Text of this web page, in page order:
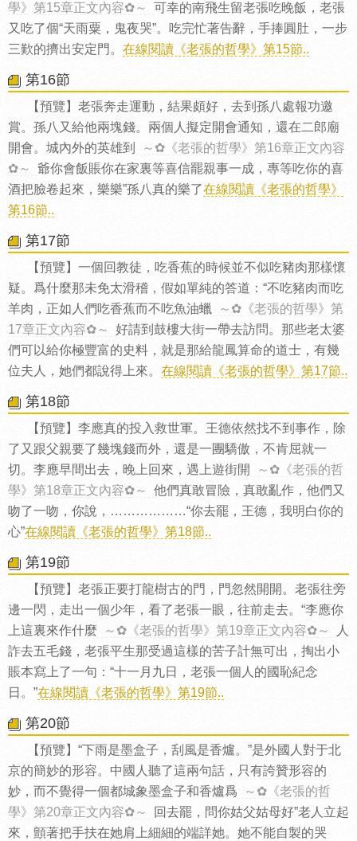
學》第15章正文內容✿～
可幸的南飛生留老張吃晚飯，老張
又吃了個“天雨粟，鬼夜哭”。吃完忙著告辭，手捧圓肚，一步
三歎的擠出安定門。 在線閱讀《老張的哲學》第15節..
第16節
【預覽】老張奔走運動，結果頗好，去到孫八處報功邀
賞。孫八又給他兩塊錢。兩個人擬定開會通知，還在二郎廟
開會。城內外的英雄到
～✿《老張的哲學》第16章正文內容
✿～
爺你會飯賬你在家裏等喜信罷親事一成，專等吃你的喜
酒把臉卷起來，樂樂”孫八真的樂了在線閱讀《老張的哲學》
第16節..
第17節
【預覽】一個回教徒，吃香蕉的時候並不似吃豬肉那樣懷
疑。爲什麼那未免太滑稽，假如單純的答道：“不吃豬肉而吃
羊肉，正如人們吃香蕉而不吃魚油蠟
～✿《老張的哲學》第
17章正文內容✿～
好請到鼓樓大街一帶去訪問。那些老太婆
們可以給你極豐富的史料，就是那給龍鳳算命的道士，有幾
位夫人，她們都說得上來。 在線閱讀《老張的哲學》第17節..
第18節
【預覽】李應真的投入救世軍。王德依然找不到事作，除
了又跟父親要了幾塊錢而外，還是一團驕傲，不肯屈就一
切。李應早間出去，晚上回來，遇上遊街開
～✿《老張的哲
學》第18章正文內容✿～
他們真敢冒險，真敢亂作，他們又
吻了一吻，你說，………………“你去罷，王德，我明白你的
心”在線閱讀《老張的哲學》第18節..
第19節
【預覽】老張正要打龍樹古的門，門忽然開開。老張往旁
邊一閃，走出一個少年，看了老張一眼，往前走去。“李應你
上這裏來作什麼
～✿《老張的哲學》第19章正文內容✿～
人
詐去五毛錢，老張平生那受過這樣的苦子計無可出，掏出小
賬本寫上了一句：“十一月九日，老張一個人的國恥紀念
日。”在線閱讀《老張的哲學》第19節..
第20節
【預覽】“下雨是墨盒子，刮風是香爐。”是外國人對于北
京的簡妙的形容。中國人聽了這兩句話，只有誇贊形容的
妙，而不覺得一個都城象墨盒子和香爐爲
～✿《老張的哲
學》第20章正文內容✿～
回去罷，問你姑父姑母好”老人立起
來，顫著把手扶在她肩上細細的端詳她。她不能自製的哭